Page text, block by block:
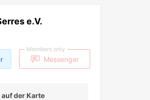
e.V.
Members only
Messenger
auf der Karte